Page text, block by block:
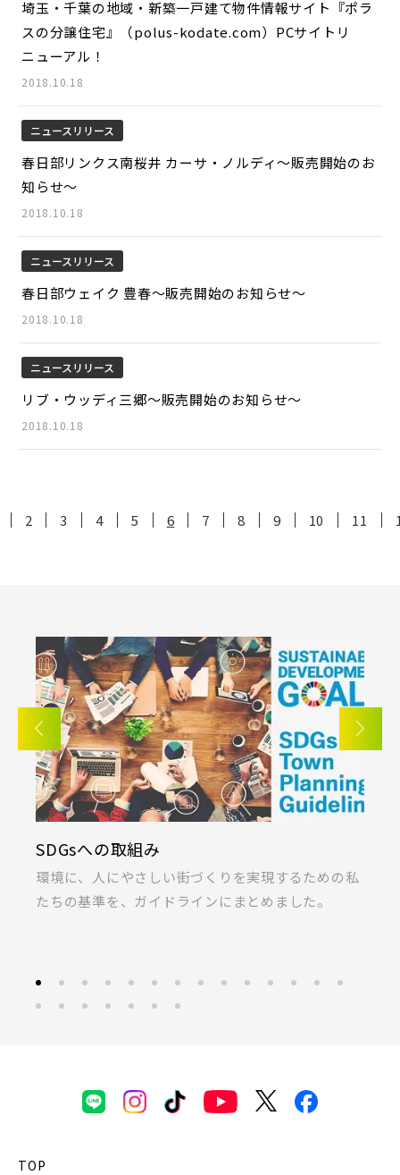
埼玉・千葉の地域・新築一戸建て物件情報サイト『ポラ
スの分譲住宅』（polus-kodate.com）PCサイトリ
ニューアル！
2018.10.18
ニュースリリース
春日部リンクス南桜井 カーサ・ノルディ～販売開始のお
知らせ～
2018.10.18
ニュースリリース
春日部ウェイク 豊春～販売開始のお知らせ～
2018.10.18
ニュースリリース
リブ・ウッディ三郷～販売開始のお知らせ～
2018.10.18
2 3 4 5 6 7 8 9 10 11
SDGsへの取組み
環境に、人にやさしい街づくりを実現するための私
たちの基準を、ガイドラインにまとめました。
TOP